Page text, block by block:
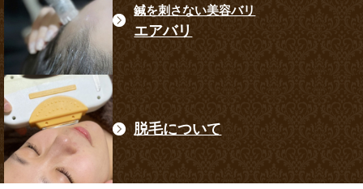
鍼を刺さない美容バリ
エアバリ
脱毛について